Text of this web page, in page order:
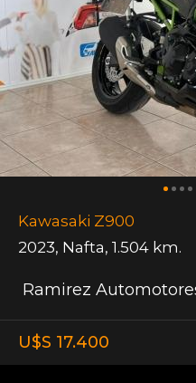
Kawasaki Z900
2023, Nafta, 1.504 km.
Ramirez
U$S 17.400